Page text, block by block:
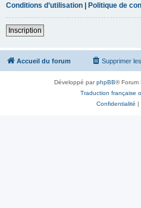
Conditions d’utilisation | Politique de
Inscription
Accueil du forum Supprimer
Développé parphpBB® Forum
Traduction française
Confidentialité |